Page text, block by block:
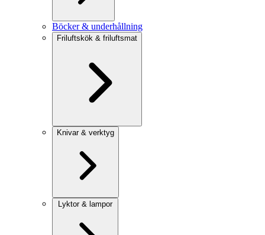
Böcker & underhållning
Friluftskök & friluftsmat
Knivar & verktyg
Lyktor & lampor